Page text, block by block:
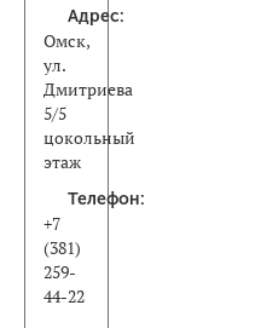
Адрес:
Омск,
ул.
Дмитриева
5/5
цокольный
этаж
Телефон:
+7
(381)
259-
44-22